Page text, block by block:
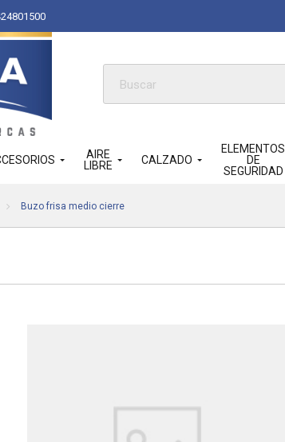
Búsqueda
AIRE
LIBRE
CALZADO
ELEMENTOS
DE
SEGURIDAD
Buzo frisa medio cierre